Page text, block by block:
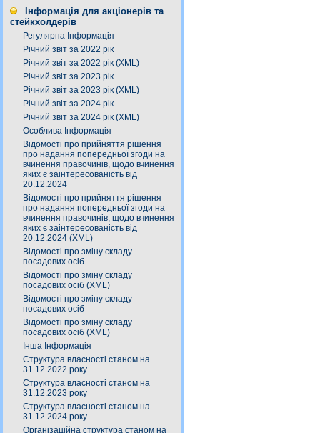
Інформація для акціонерів та
стейкхолдерів
Регулярна Інформація
Річний звіт за 2022 рік
Річний звіт за 2022 рік (XML)
Річний звіт за 2023 рік
Річний звіт за 2023 рік (XML)
Річний звіт за 2024 рік
Річний звіт за 2024 рік (XML)
Особлива Інформація
Відомості про прийняття рішення
про надання попередньої згоди на
вчинення правочинів, щодо вчинення
яких є заінтересованість від
20.12.2024
Відомості про прийняття рішення
про надання попередньої згоди на
вчинення правочинів, щодо вчинення
яких є заінтересованість від
20.12.2024 (XML)
Відомості про зміну складу
посадових осіб
Відомості про зміну складу
посадових осіб (XML)
Відомості про зміну складу
посадових осіб
Відомості про зміну складу
посадових осіб (XML)
Інша Інформація
Структура власності станом на
31.12.2022 року
Структура власності станом на
31.12.2023 року
Структура власності станом на
31.12.2024 року
Організаційна структура станом на